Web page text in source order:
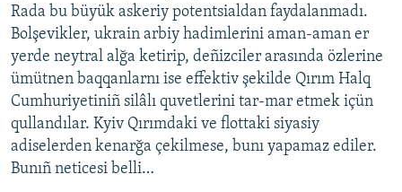
Rada bu büyük askeriy potentsialdan faydalanmadı.
Bolşevikler, ukrain arbiy hadimlerini aman-aman er
yerde neytral alğa ketirip, deñizciler arasında özlerine
ümütnen baqqanlarnı ise effektiv şekilde Qırım Halq
Cumhuriyetiniñ silâlı quvetlerini tar-mar etmek içün
qullandılar. Kyiv Qırımdaki ve flottaki siyasiy
adiselerden kenarğa çekilmese, bunı yapamaz ediler.
Bunıñ neticesi belli…